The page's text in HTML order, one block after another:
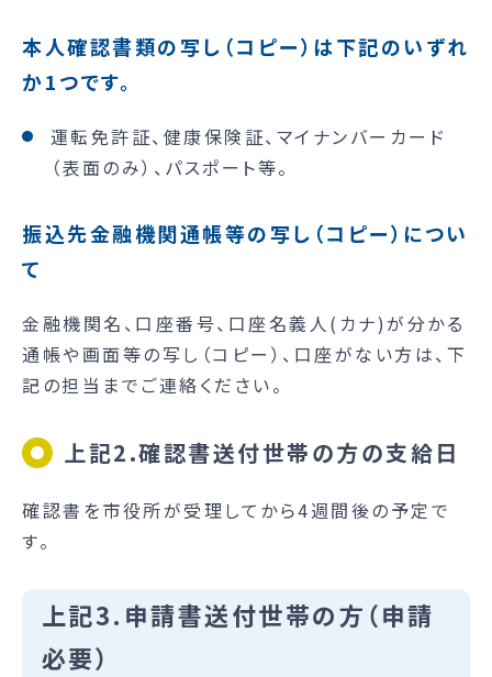
本人確認書類の写し（コピー）は下記のいずれ
か1つです。
運転免許証、健康保険証、マイナンバーカード
（表面のみ）、パスポート等。
振込先金融機関通帳等の写し（コピー）につい
て
金融機関名、口座番号、口座名義人(カナ)が分かる
通帳や画面等の写し（コピー）、口座がない方は、下
記の担当までご連絡ください。
上記2.確認書送付世帯の方の支給日
確認書を市役所が受理してから4週間後の予定で
す。
上記3.申請書送付世帯の方（申請
必要）